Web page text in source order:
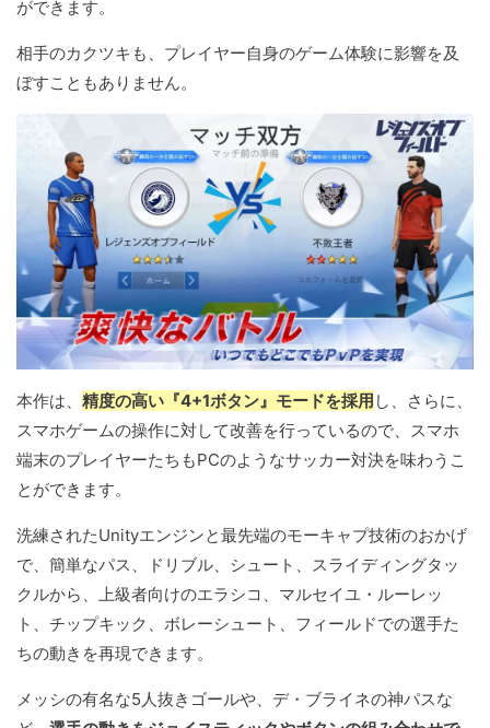
ができます。
相手のカクツキも、プレイヤー自身のゲーム体験に影響を及
ぼすこともありません。
本作は、 精度の高い『4+1ボタン』モードを採用 し、さらに、
スマホゲームの操作に対して改善を行っているので、スマホ
端末のプレイヤーたちもPCのようなサッカー対決を味わうこ
とができます。
洗練されたUnityエンジンと最先端のモーキャプ技術のおかげ
で、簡単なパス、ドリブル、シュート、スライディングタッ
クルから、上級者向けのエラシコ、マルセイユ・ルーレッ
ト、チップキック、ボレーシュート、フィールドでの選手た
ちの動きを再現できます。
メッシの有名な5人抜きゴールや、デ・ブライネの神パスな